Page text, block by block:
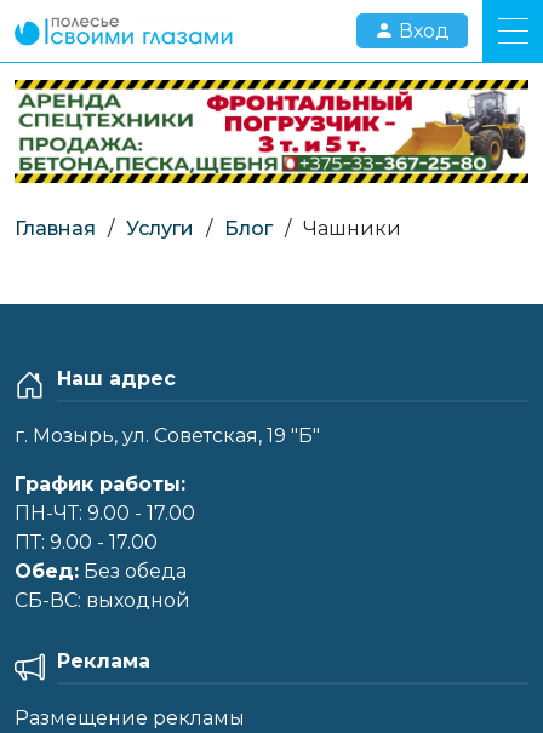
Вход
Главная / Услуги / Блог / Чашники
Наш адрес
г. Мозырь, ул. Советская, 19 "Б"
График работы:
ПН-ЧТ: 9.00 - 17.00
ПТ: 9.00 - 17.00
Обед: Без обеда
CБ-ВС: выходной
Реклама
Размещение рекламы